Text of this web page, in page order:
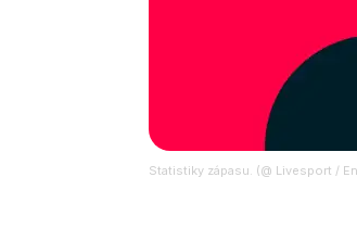
Statistiky zápasu. (@ Livesport /